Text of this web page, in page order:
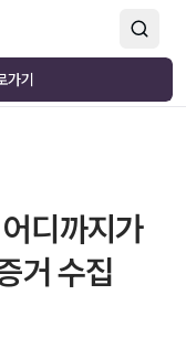
가기
디까지가
거 수집